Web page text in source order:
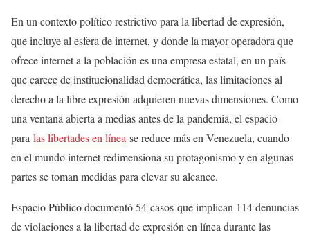
En un contexto político restrictivo para la libertad de expresión,
que incluye al esfera de internet, y donde la mayor operadora que
ofrece internet a la población es una empresa estatal, en un país
que carece de institucionalidad democrática, las limitaciones al
derecho a la libre expresión adquieren nuevas dimensiones. Como
una ventana abierta a medias antes de la pandemia, el espacio
para las libertades en línea se reduce más en Venezuela, cuando
en el mundo internet redimensiona su protagonismo y en algunas
partes se toman medidas para elevar su alcance.
Espacio Público documentó 54 casos que implican 114 denuncias
de violaciones a la libertad de expresión en línea durante las